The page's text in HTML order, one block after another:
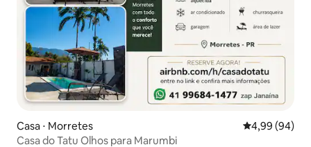
Casa ⋅ Morretes 4,99 de uma
4,99 (94)
Casa do Tatu Olhos para Marumbi